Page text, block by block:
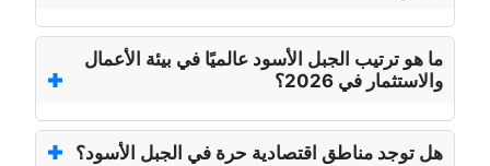
ما هو ترتيب الجبل الأسود عالميًا في بيئة الأعمال
والاستثمار في 2026؟
هل توجد مناطق اقتصادية حرة في الجبل الأسود؟